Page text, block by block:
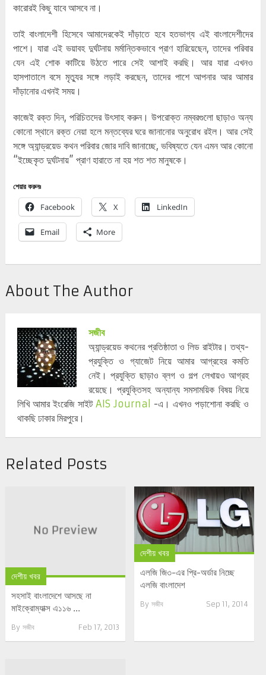
কারোরই কিছু যাবে আসবে না।
তাই বাংলাদেশী হিসেবে আমাদেরকেই দাঁড়াতে হবে হতভাগ্য এই বাংলাদেশীদের
পাশে। যারা এই ভয়াবহ দুর্ঘটনায় মর্মান্তিকভাবে প্রাণ হারিয়েছেন, তাদের পরিবার
যেন এই শোক কাটিয়ে উঠতে পারে সেই আশাই করছি। আর যারা এখনও
হাসপাতালে বসে মৃত্যুর সঙ্গে লড়াই করছেন, তাদের পাশে আপনার আর আমার
দাঁড়ানোর এখনই সময়।
কাজেই রক্ত দিন, পরিচিতদের উৎসাহ করুন। উপরোক্ত নম্বরগুলো ছাড়াও অন্য
কোনো স্থানে রক্ত নেয়া হলে মন্তব্যের ঘরে জানানোর অনুরোধ রইল। আর সেই
সঙ্গে অ্যান্ড্রয়েড কথন পরিবার জোর দাবি জানাচ্ছে, ভবিষ্যতে যেন এমন আর কোনো
“ইচ্ছেকৃত দুর্ঘটনায়” প্রাণ হারাতে না হয় শত শত মানুষকে।
শেয়ার করুনঃ
Facebook X LinkedIn
Email More
About The Author
সজীব
অ্যান্ড্রয়েড কথনের প্রতিষ্ঠাতা ও লিড রাইটার। তথ্য-
প্রযুক্তি ও গ্যাজেট নিয়ে আমার আগ্রহের কমতি
নেই। প্রযুক্তি ছাড়াও ব্লগ ও গল্প লেখায়ও আগ্রহ
রয়েছে। প্রযুক্তিসহ অন্যান্য সমসাময়িক বিষয় নিয়ে
লিখি আমার ইংরেজি সাইট AIS Journal -এ। এখনও পড়াশোনা করছি ও
থাকছি ঢাকার মিরপুরে।
Related Posts
দেশীয় খবর
সহসাই বাংলাদেশে আসছে না
মাইক্রোম্যাক্স এ১১৬ ...
By সজীব Feb 17, 2013
দেশীয় খবর
এলজি জি৩-এর প্রি-অর্ডার নিচ্ছে
এলজি বাংলাদেশ
By সজীব Sep 11, 2014